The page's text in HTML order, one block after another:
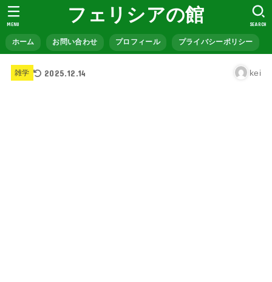
フェリシアの館
ホーム お問い合わせ プロフィール プライバシーポリシー
SEARCH
MENU
雑学 2025.12.14 kei